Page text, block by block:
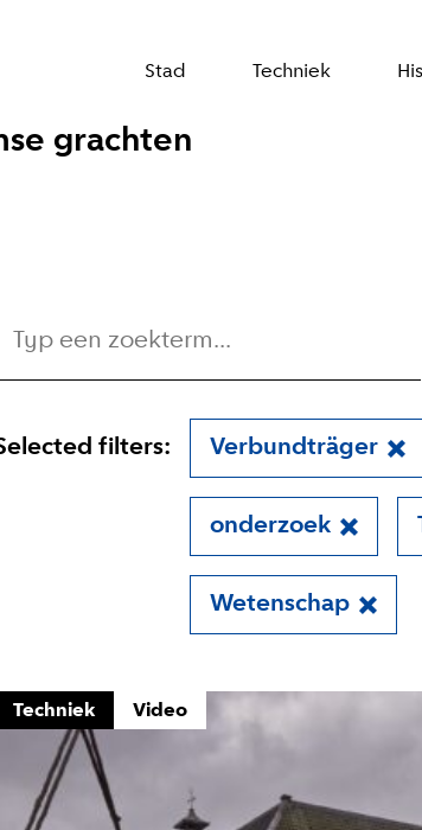
grachten
Stad Techniek
aan voor onze
op de hoogte van al het reilen en zeilen
je aan voor onze updates en je mist geen
filters: Verbundträger
onderzoek
Wetenschap
Techniek Video